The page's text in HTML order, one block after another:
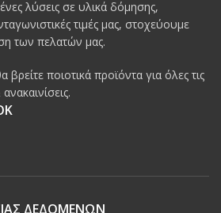
λύσεις σε υλικά δόμησης,
τιμές μας, στοχεύουμε
των πελατών μας.
ποιοτικά προϊόντα για όλες τις
ΔΕΔΟΜΕΝΩΝ